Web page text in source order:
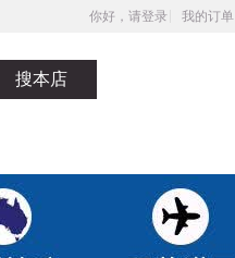
你好，请登录 我的订单
搜本店